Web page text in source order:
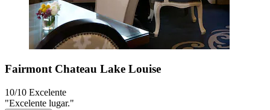
Fairmont Chateau Lake Louise
10/10 Excelente
"Excelente lugar."